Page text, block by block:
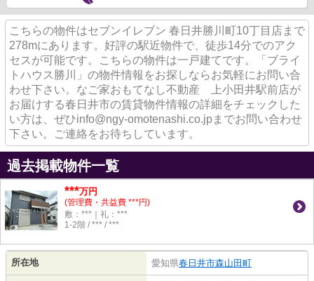
こちらの物件はセブンイレブン 春日井勝川町10丁目店まで
278mにあります。好評の駅近物件で、徒歩14分でのアク
セスが可能です。こちらの物件は一戸建てです。「ブライ
トハウス勝川」の物件情報をお探しならお気軽にお問い合
わせ下さい。なご家おもてなし不動産 上小田井駅前店が
お届けする春日井市の賃貸物件情報の詳細をチェックした
い方は、ぜひinfo@ngy-omotenashi.co.jpまでお問い合わせ
下さい。ご連絡をお待ちしています。
過去掲載物件一覧
***万円
(管理費・共益費 ***円)
敷：***｜礼：***
1-2階 / *** / ***
所在地 愛知県春日井市森山田町